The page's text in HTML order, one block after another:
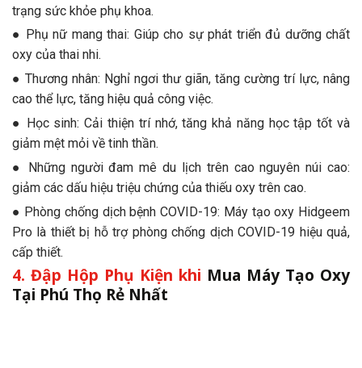
trạng sức khỏe phụ khoa.
● Phụ nữ mang thai: Giúp cho sự phát triển đủ dưỡng chất
oxy của thai nhi.
● Thương nhân: Nghỉ ngơi thư giãn, tăng cường trí lực, nâng
cao thể lực, tăng hiệu quả công việc.
● Học sinh: Cải thiện trí nhớ, tăng khả năng học tập tốt và
giảm mệt mỏi về tinh thần.
● Những người đam mê du lịch trên cao nguyên núi cao:
giảm các dấu hiệu triệu chứng của thiếu oxy trên cao.
● Phòng chống dịch bệnh COVID-19: Máy tạo oxy Hidgeem
Pro là thiết bị hỗ trợ phòng chống dịch COVID-19 hiệu quả,
cấp thiết.
4. Đập Hộp Phụ Kiện khi Mua Máy Tạo Oxy
Tại Phú Thọ Rẻ Nhất